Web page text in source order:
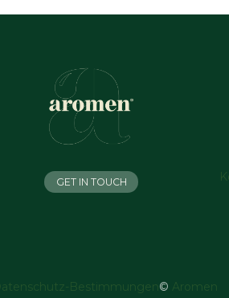
GET IN TOUCH
Bestimmungen © Aromen